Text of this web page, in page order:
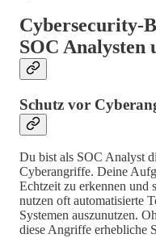
Cybersecurity-
SOC Analysten
Schutz vor
Du bist als SOC Analyst
Cyberangriffe. Deine
Echtzeit zu erkennen und
nutzen oft automatisierte
Systemen auszunutzen.
diese Angriffe erhebliche